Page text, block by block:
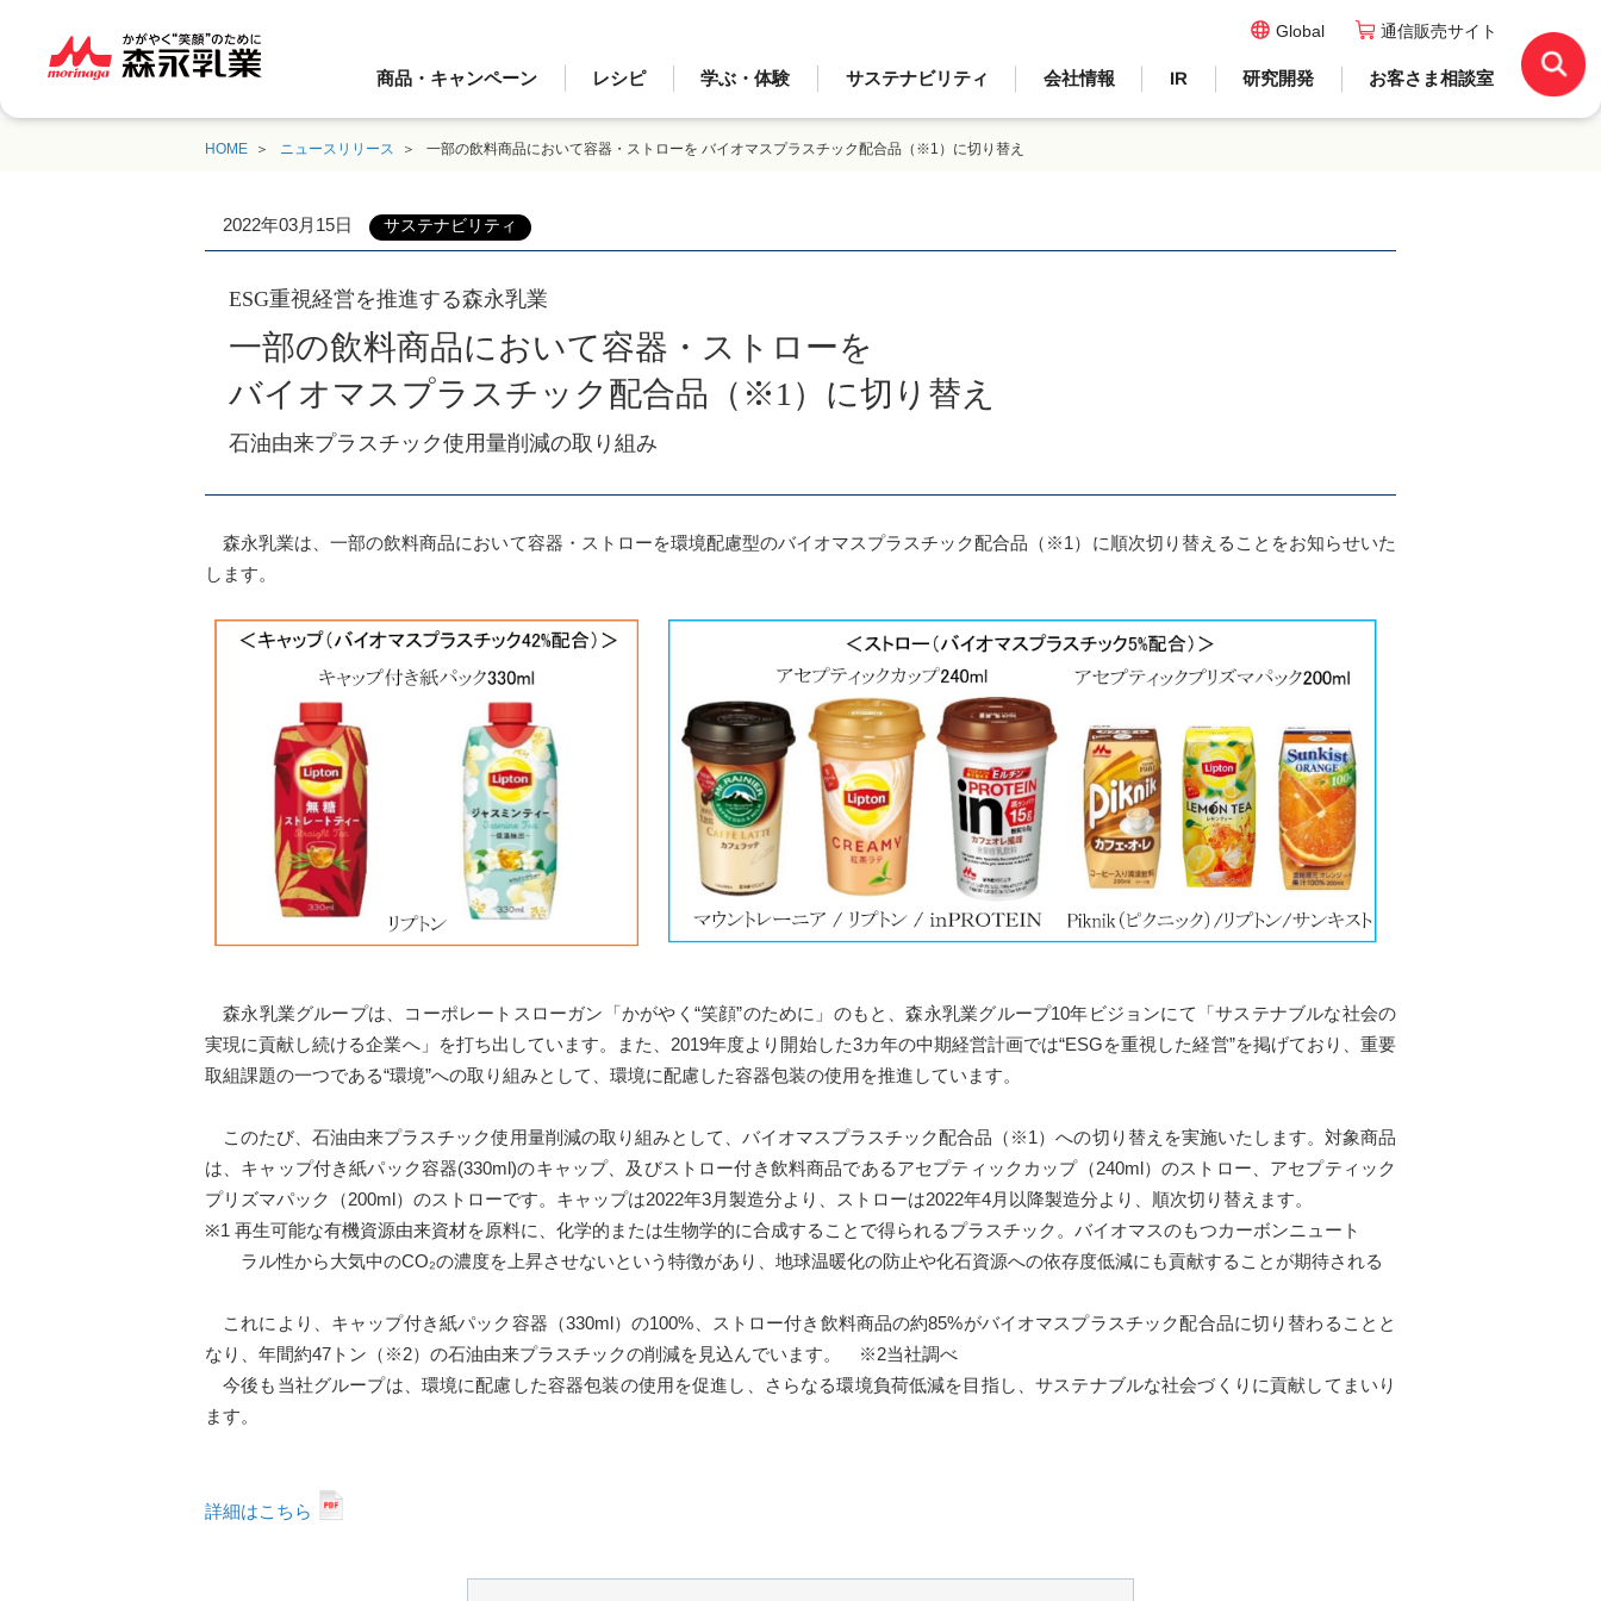
商品・キャンペーン レシピ 学ぶ・体験 サステナビリティ 会社情報 IR 研究開発 お客さま相談室
Global 通信販売サイト
HOME ニュースリリース 一部の飲料商品において容器・ストローを バイオマスプラスチック配合品（※1）に切り替え
2022年03月15日 サステナビリティ
ESG重視経営を推進する森永乳業
一部の飲料商品において容器・ストローを
バイオマスプラスチック配合品（※1）に切り替え
石油由来プラスチック使用量削減の取り組み
森永乳業は、一部の飲料商品において容器・ストローを環境配慮型のバイオマスプラスチック配合品（※1）に順次切り替えることをお知らせいた
します。
森永乳業グループは、コーポレートスローガン「かがやく“笑顔”のために」のもと、森永乳業グループ10年ビジョンにて「サステナブルな社会の
実現に貢献し続ける企業へ」を打ち出しています。また、2019年度より開始した3カ年の中期経営計画では“ESGを重視した経営”を掲げており、重要
取組課題の一つである“環境”への取り組みとして、環境に配慮した容器包装の使用を推進しています。
このたび、石油由来プラスチック使用量削減の取り組みとして、バイオマスプラスチック配合品（※1）への切り替えを実施いたします。対象商品
は、キャップ付き紙パック容器(330ml)のキャップ、及びストロー付き飲料商品であるアセプティックカップ（240ml）のストロー、アセプティック
プリズマパック（200ml）のストローです。キャップは2022年3月製造分より、ストローは2022年4月以降製造分より、順次切り替えます。
※1 再生可能な有機資源由来資材を原料に、化学的または生物学的に合成することで得られるプラスチック。バイオマスのもつカーボンニュート
ラル性から大気中のCO₂の濃度を上昇させないという特徴があり、地球温暖化の防止や化石資源への依存度低減にも貢献することが期待される
これにより、キャップ付き紙パック容器（330ml）の100%、ストロー付き飲料商品の約85%がバイオマスプラスチック配合品に切り替わることと
なり、年間約47トン（※2）の石油由来プラスチックの削減を見込んでいます。 ※2当社調べ
今後も当社グループは、環境に配慮した容器包装の使用を促進し、さらなる環境負荷低減を目指し、サステナブルな社会づくりに貢献してまいり
ます。
詳細はこちら